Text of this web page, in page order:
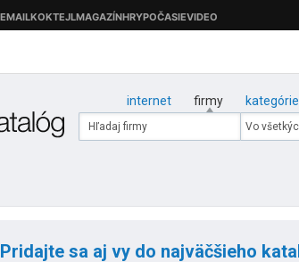
internet firmy
Pridajte sa aj vy do najväčšieho